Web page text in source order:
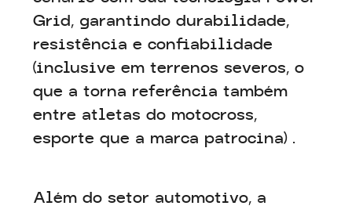
Grid, garantindo durabilidade,
resistência e confiabilidade
(inclusive em terrenos severos, o
que a torna referência também
entre atletas do motocross,
esporte que a marca patrocina) .
Além do setor automotivo, a